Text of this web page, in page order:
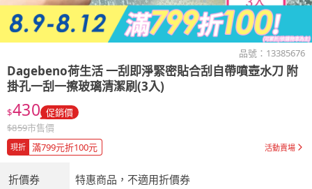
品號： 13385676
Dagebeno荷生活一刮即淨緊密貼合刮自帶噴壺水刀 附
掛孔一刮一擦玻璃清潔刷(3入)
$430 促銷價
$859市售價
現折 滿799元折100元 活動賣場
折價券 特惠商品，不適用折價券